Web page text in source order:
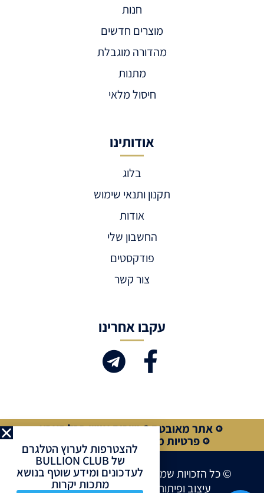
חנות
מוצרים חדשים
מהדורה מוגבלת
מתנות
חיסול מלאי
אודותינו
בלוג
תקנון ותנאי שימוש
אודות
החשבון שלי
פודקסטים
צור קשר
עקבו אחרינו
אתר מאובטח
שירות אישי בכל הארץ
פרטיות מלאה
קנייה מאובטחת
עיצוב ופיתוח אתרים ע”יSite Market
© כל הזכויות שמורות לחברת BULLION CLUB
להצטרפות לערוץ הטלגרם
של BULLION CLUB
לעדכונים ומידע שוטף בנושא
מתכות יקרות